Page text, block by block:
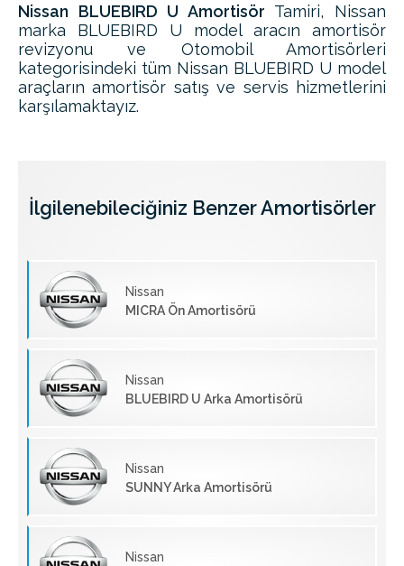
Nissan BLUEBIRD U Amortisör Tamiri, Nissan
marka BLUEBIRD U model aracın amortisör
revizyonu ve Otomobil Amortisörleri
kategorisindeki tüm Nissan BLUEBIRD U model
araçların amortisör satış ve servis hizmetlerini
karşılamaktayız.
İlgilenebileciğiniz Benzer Amortisörler
Nissan
MICRA Ön Amortisörü
Nissan
BLUEBIRD U Arka Amortisörü
Nissan
SUNNY Arka Amortisörü
Nissan